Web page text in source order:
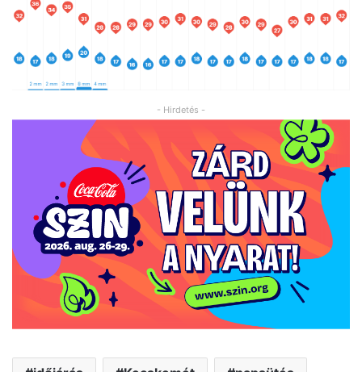
- Hirdetés -